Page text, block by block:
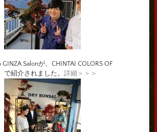
GINZA Salonが、CHINTAI COLORS OF
紹介されました。 詳細＞＞＞